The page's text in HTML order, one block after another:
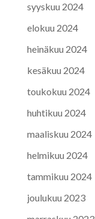
syyskuu 2024
elokuu 2024
heinäkuu 2024
kesäkuu 2024
toukokuu 2024
huhtikuu 2024
maaliskuu 2024
helmikuu 2024
tammikuu 2024
joulukuu 2023